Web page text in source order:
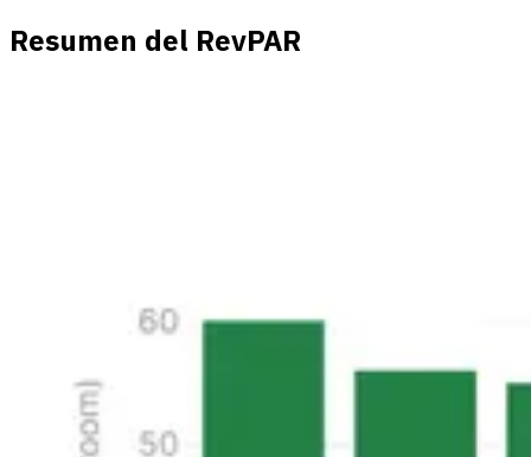
Resumen del RevPAR